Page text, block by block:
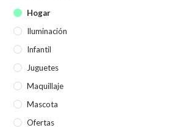
Hogar
Iluminación
Infantil
Juguetes
Maquillaje
Mascota
Ofertas